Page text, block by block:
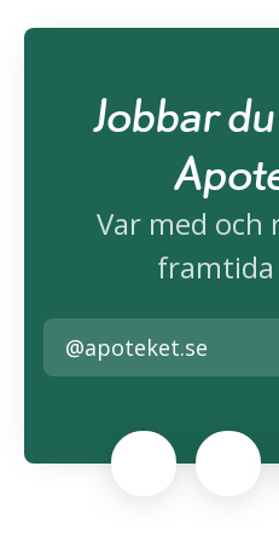
Jobbar
Var med och
framtida
@apoteket.se